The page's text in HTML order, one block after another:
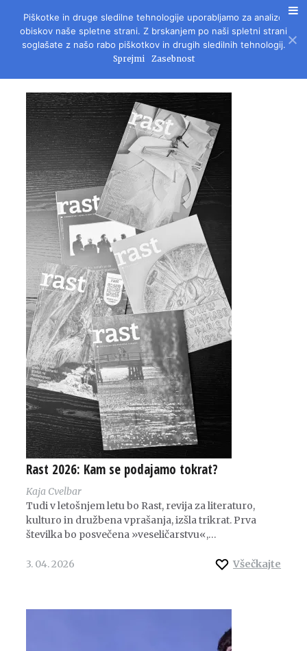
REVIJA ZA LITERATURO, KULTURO IN DRUŽBENA VPRAŠANJA
Rast 2026: Kam se podajamo tokrat?
Kaja Cvelbar
Tudi v letošnjem letu bo Rast, revija za literaturo,
kulturo in družbena vprašanja, izšla trikrat. Prva
številka bo posvečena »veseličarstvu«,…
Všečkajte
3. 04. 2026
Piškotke in druge sledilne tehnologije uporabljamo za analizo
obiskov naše spletne strani. Z brskanjem po naši spletni strani
soglašate z našo rabo piškotkov in drugih sledilnih tehnologij.
Sprejmi Zasebnost